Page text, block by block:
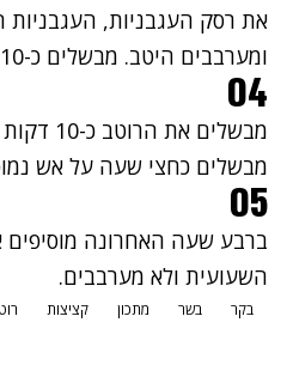
את רסק העגבניות, העגבניות
ומערבבים היטב. מבשלים כ-10 דקות ומוסיפים את המרק.
04
מבשלים
מבשלים כחצי שעה על אש
05
ברבע שעה האחרונה
השעועית ולא מערבבים.
בקר בשר מתכון קציצות